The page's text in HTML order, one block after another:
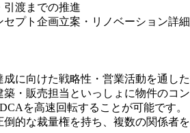
引渡までの推進
セプト企画立案・リノベーション詳細
成に向けた戦略性・営業活動を通し
築・販売担当といっしょに物件のコ
を高速回転することが可能です。
倒的な裁量権を持ち、複数の関係者